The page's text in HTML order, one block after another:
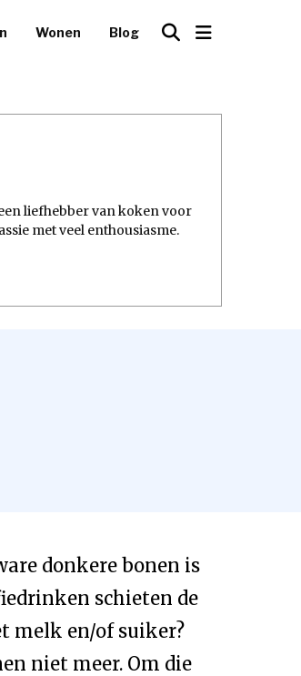
Wonen Blog
liefhebber van koken voor
met veel enthousiasme.
donkere bonen is
schieten de
melk en/of suiker?
niet meer. Om die